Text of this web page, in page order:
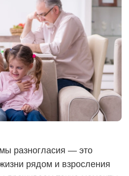
разногласия — это
рядом и взросления